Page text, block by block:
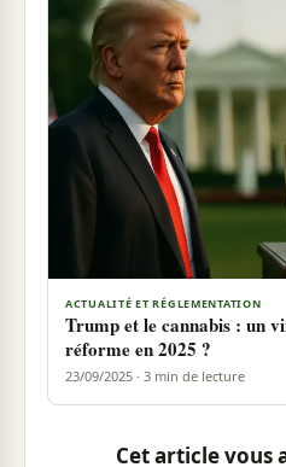
ACTUALITÉ ET RÉGLEMENTATION
Trump et le cannabis : un
réforme en 2025 ?
23/09/2025 · 3 min de lecture
Cet article vous